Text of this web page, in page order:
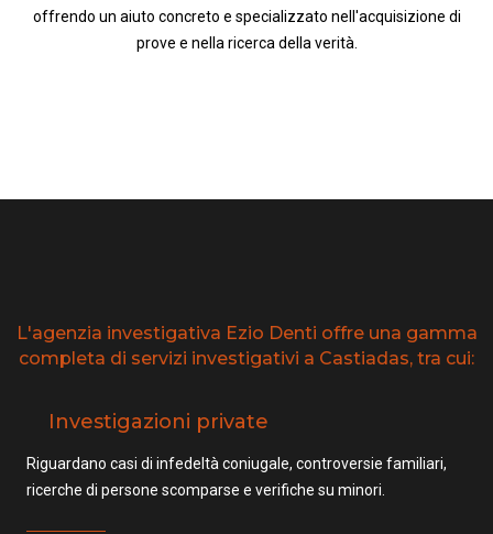
offrendo un aiuto concreto e specializzato nell'acquisizione di
prove e nella ricerca della verità.
L'agenzia investigativa Ezio Denti offre una gamma
completa di servizi investigativi a Castiadas, tra cui:
Investigazioni private
Riguardano casi di infedeltà coniugale, controversie familiari,
ricerche di persone scomparse e verifiche su minori.